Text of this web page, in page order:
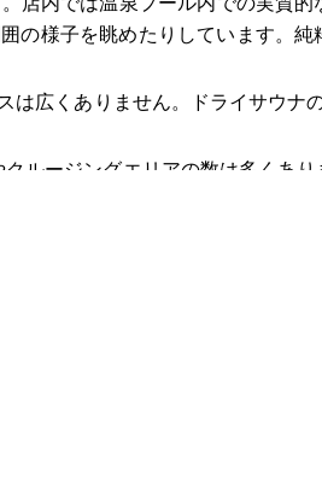
の様子を眺めたりしています。
は広くありません。ドライサウナ
ルージングエリアの数は多くあ